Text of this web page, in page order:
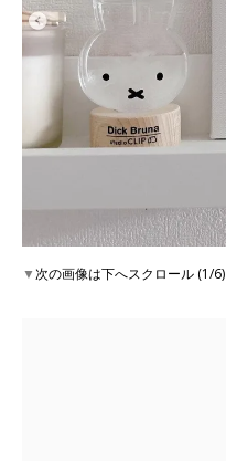
▼次の画像は下へスクロール (1/6)